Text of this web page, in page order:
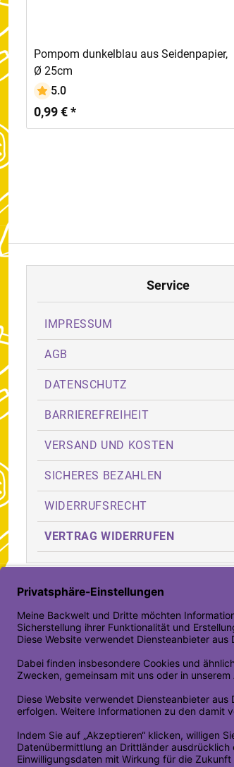
Toolbar
Pompom dunkelblau aus Seidenpapier,
Ø 25cm
5.0
0,99 € *
Service
IMPRESSUM
AGB
DATENSCHUTZ
BARRIEREFREIHEIT
VERSAND UND KOSTEN
SICHERES BEZAHLEN
WIDERRUFSRECHT
VERTRAG WIDERRUFEN